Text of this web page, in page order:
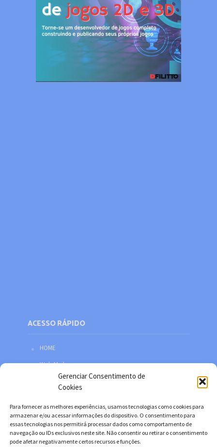
Gerenciar Consentimento de
Cookies
Para fornecer as melhores experiências, usamos tecnologias como cookies para
armazenar e/ou acessar informações do dispositivo. O consentimento para
essas tecnologias nos permitirá processar dados como comportamento de
navegação ou IDs exclusivos neste site. Não consentir ou retirar o consentimento
pode afetar negativamente certos recursos e funções.
ACESSO RÁPIDO
HOME
Web Mail
Política de privacidade
Facebook
Twitter
YouTube